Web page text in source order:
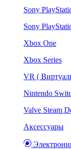
Sony
Sony
Xbox One
Xbox Series
VR (
Nintendo
Valve Steam
Аксессуары